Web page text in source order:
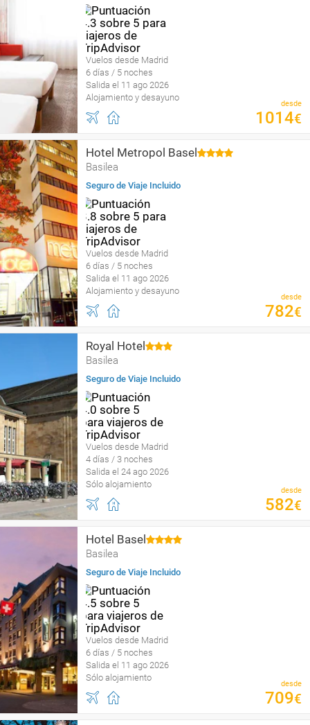
Vuelos desde Madrid
6 días / 5 noches
Salida el 11 ago 2026
Alojamiento y desayuno
desde
1014€
Hotel Metropol Basel
Basilea
Seguro de Viaje Incluido
Vuelos desde Madrid
6 días / 5 noches
Salida el 11 ago 2026
Alojamiento y desayuno
desde
782€
Royal Hotel
Basilea
Seguro de Viaje Incluido
Vuelos desde Madrid
4 días / 3 noches
Salida el 24 ago 2026
Sólo alojamiento
desde
582€
Hotel Basel
Basilea
Seguro de Viaje Incluido
Vuelos desde Madrid
6 días / 5 noches
Salida el 11 ago 2026
Sólo alojamiento
desde
709€